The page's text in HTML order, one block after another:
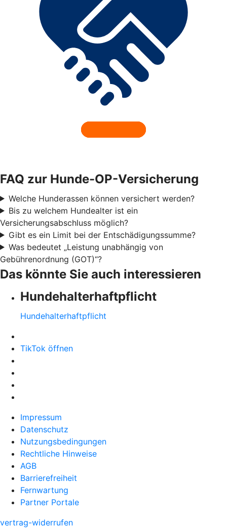
FAQ zur Hunde-OP-Versicherung
Welche Hunderassen können versichert werden?
Bis zu welchem Hundealter ist ein
Versicherungsabschluss möglich?
Gibt es ein Limit bei der Entschädigungssumme?
Was bedeutet „Leistung unabhängig von
Gebührenordnung (GOT)“?
Das könnte Sie auch interessieren
Hundehalter­haftpflicht
Hundehalter­haftpflicht
TikTok öffnen
Impressum
Datenschutz
Nutzungsbedingungen
Rechtliche Hinweise
AGB
Barrierefreiheit
Fernwartung
Partner Portale
vertrag-widerrufen